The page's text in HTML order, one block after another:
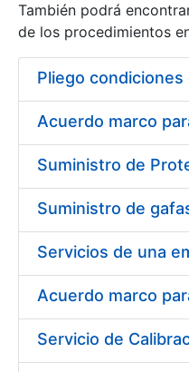
Show/Hide
También podrá
de los procedimientos